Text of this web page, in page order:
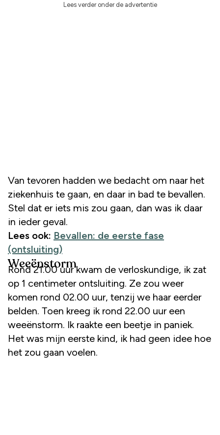
Lees verder onder de advertentie
Van tevoren hadden we bedacht om naar het
ziekenhuis te gaan, en daar in bad te bevallen.
Stel dat er iets mis zou gaan, dan was ik daar
in ieder geval.
Lees ook: Bevallen: de eerste fase
(ontsluiting)
Weeënstorm
Rond 21.00 uur kwam de verloskundige, ik zat
op 1 centimeter ontsluiting. Ze zou weer
komen rond 02.00 uur, tenzij we haar eerder
belden. Toen kreeg ik rond 22.00 uur een
weeënstorm. Ik raakte een beetje in paniek.
Het was mijn eerste kind, ik had geen idee hoe
het zou gaan voelen.